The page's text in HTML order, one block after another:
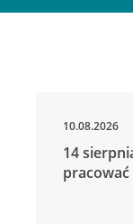
10.08.2026
14
pracować